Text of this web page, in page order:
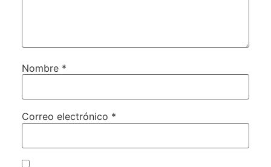
Nombre *
Correo electrónico *